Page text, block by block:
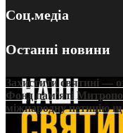
Соц.медіа
Останні новини
Захистити святині —
Фонд пам’яті
міжнародну петицію